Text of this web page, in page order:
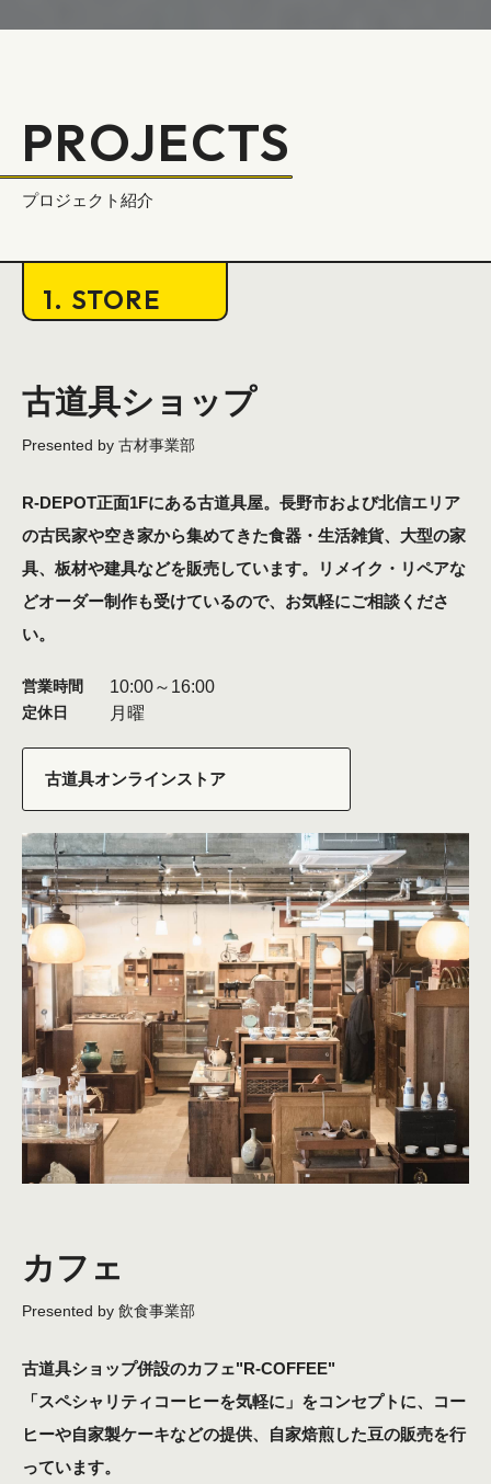
PROJECTS
プロジェクト紹介
1. STORE
古道具ショップ
R-DEPOT正面1Fにある古道具屋。長野市および北信エリア
の古民家や空き家から集めてきた食器・生活雑貨、大型の家
具、板材や建具などを販売しています。リメイク・リペアな
どオーダー制作も受けているので、お気軽にご相談くださ
い。
営業時間 10:00～16:00
定休日 月曜
古道具オンラインストア
カフェ
古道具ショップ併設のカフェ"R-COFFEE"
「スペシャリティコーヒーを気軽に」をコンセプトに、コー
ヒーや自家製ケーキなどの提供、自家焙煎した豆の販売を行
っています。